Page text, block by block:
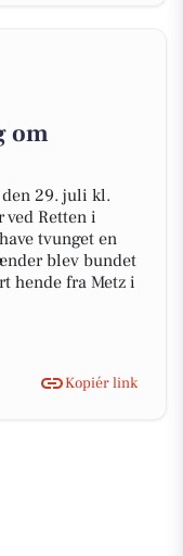
om
29. juli kl.
Retten i
tvunget en
blev bundet
hende fra Metz i
Kopiér link